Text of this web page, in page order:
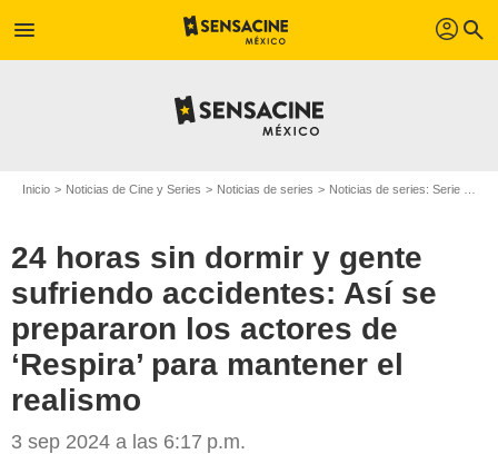
menu profil search
Inicio Noticias de Cine y Series Noticias de series Noticias de series: Serie de televisión
24 horas sin dormir y gente
sufriendo accidentes: Así se
prepararon los actores de
‘Respira’ para mantener el
realismo
3 sep 2024 a las 6:17 p.m.